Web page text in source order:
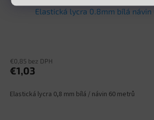
Elastická lycra 0.8mm bílá návin
€0,85 bez DPH
€1,03
Elastická lycra 0,8 mm bílá / návin 60 metrů